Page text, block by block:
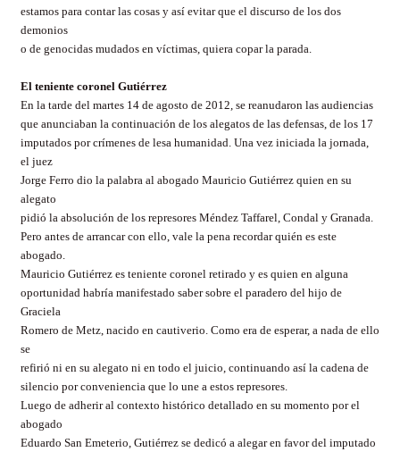
estamos para contar las cosas y así evitar que el discurso de los dos
demonios
o de genocidas mudados en víctimas, quiera copar la parada.
El teniente coronel Gutiérrez
En la tarde del martes 14 de agosto de 2012, se reanudaron las audiencias
que anunciaban la continuación de los alegatos de las defensas, de los 17
imputados por crímenes de lesa humanidad. Una vez iniciada la jornada,
el juez
Jorge Ferro dio la palabra al abogado Mauricio Gutiérrez quien en su
alegato
pidió la absolución de los represores Méndez Taffarel, Condal y Granada.
Pero antes de arrancar con ello, vale la pena recordar quién es este
abogado.
Mauricio Gutiérrez es teniente coronel retirado y es quien en alguna
oportunidad habría manifestado saber sobre el paradero del hijo de
Graciela
Romero de Metz, nacido en cautiverio. Como era de esperar, a nada de ello
se
refirió ni en su alegato ni en todo el juicio, continuando así la cadena de
silencio por conveniencia que lo une a estos represores.
Luego de adherir al contexto histórico detallado en su momento por el
abogado
Eduardo San Emeterio, Gutiérrez se dedicó a alegar en favor del imputado